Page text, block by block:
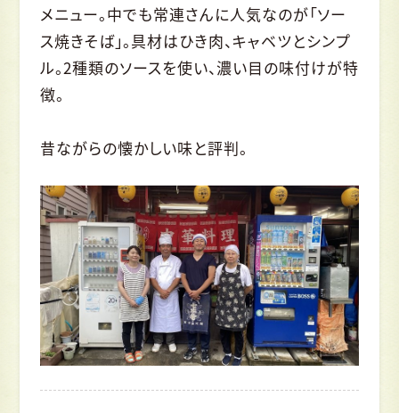
メニュー。中でも常連さんに人気なのが「ソー
ス焼きそば」。具材はひき肉、キャベツとシンプ
ル。2種類のソースを使い、濃い目の味付けが特
徴。
昔ながらの懐かしい味と評判。